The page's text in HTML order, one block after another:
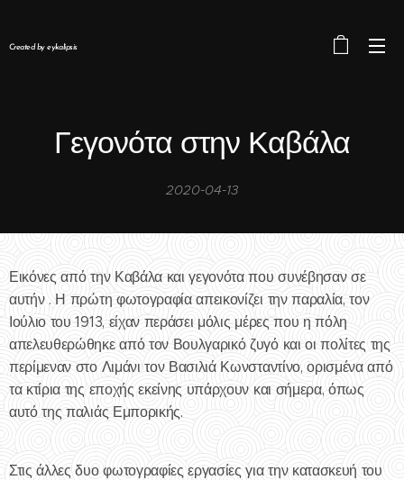
Created by eykalipsis
Γεγονότα στην Καβάλα
2020-04-13
Εικόνες από την Καβάλα και γεγονότα που συνέβησαν σε
αυτήν . Η πρώτη φωτογραφία απεικονίζει την παραλία, τον
Ιούλιο του 1913, είχαν περάσει μόλις μέρες που η πόλη
απελευθερώθηκε από τον Βουλγαρικό ζυγό και οι πολίτες της
περίμεναν στο Λιμάνι τον Βασιλιά Κωνσταντίνο, ορισμένα από
τα κτίρια της εποχής εκείνης υπάρχουν και σήμερα, όπως
αυτό της παλιάς Εμπορικής.
Στις άλλες δυο φωτογραφίες εργασίες για την κατασκευή του